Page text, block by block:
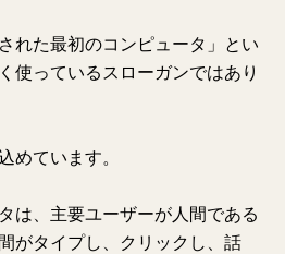
れた最初のコンピュータ」とい
使っているスローガンではあり
めています。
は、主要ユーザーが人間である
がタイプし、クリックし、話